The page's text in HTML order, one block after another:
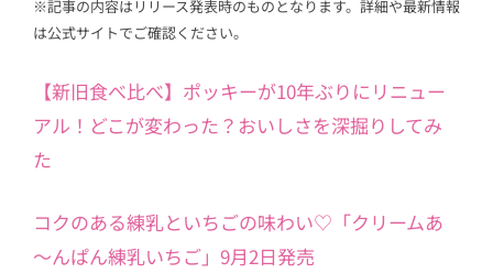
※記事の内容はリリース発表時のものとなります。詳細や最新情報
は公式サイトでご確認ください。
【新旧食べ比べ】ポッキーが10年ぶりにリニュー
アル！どこが変わった？おいしさを深掘りしてみ
た
コクのある練乳といちごの味わい♡「クリームあ
～んぱん練乳いちご」9月2日発売